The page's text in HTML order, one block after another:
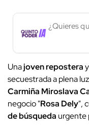
¿Quieres
Unajoven repostera
secuestrada a plena
Carmiña Miroslava
negocio "Rosa Dely",
de búsqueda urgente